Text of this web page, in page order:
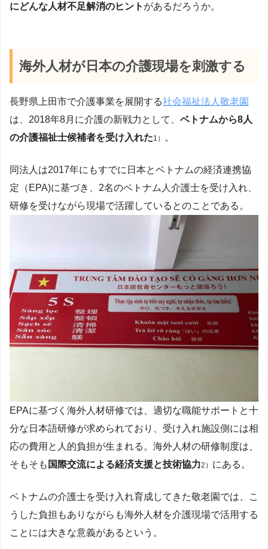
にどんな人材不足解消のヒント があるだろうか。
海外人材が日本の介護現場を刺激する
長野県上田市で介護事業を展開する社会福祉法人敬老園
は、2018年8月に介護の新戦力として、 ベトナムから8人
の介護福祉士候補者を受け入れた1） 。
同法人は2017年にもすでに日本とベトナムの経済連携協
定（EPA)に基づき、2名のベトナム人介護士を受け入れ、
研修を受けながら現場で活躍しているとのことである。
EPAに基づく海外人材研修では、適切な職能サポートと十
分な日本語研修が求められており、受け入れ施設側には相
応の費用と人的負担が生まれる。海外人材の研修制度は、
そもそも 国際交流による経済支援と技術協力2） にある。
ベトナムの介護士を受け入れ育成してきた敬老園では、こ
うした負担もありながらも海外人材を介護現場で活用する
ことには大きな意義があるという。